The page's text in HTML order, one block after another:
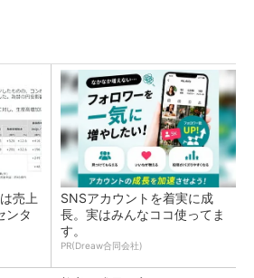
売上
ンタ
SNSアカウントを着実に成
長。実はみんなココ使ってま
す。
PR(Dreaw合同会社)